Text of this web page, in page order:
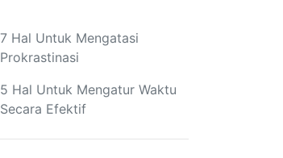
7 Hal Untuk Mengatasi
Prokrastinasi
5 Hal Untuk Mengatur Waktu
Secara Efektif